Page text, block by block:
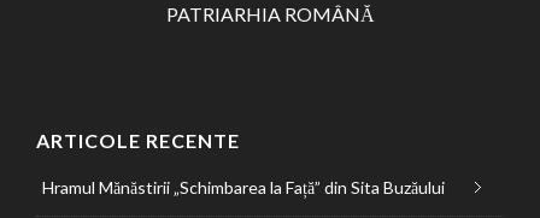
PATRIARHIA ROMÂNĂ
ARTICOLE RECENTE
Hramul Mănăstirii „Schimbarea la Față” din Sita Buzăului